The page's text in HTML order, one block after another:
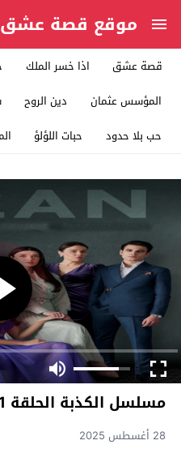
موقع قصة عشق
قصة عشق اذا خسر الملك
المؤسس عثمان
دين الروح
حب بلا حدود
حبات اللؤلؤ
مسلسل الكذبة الحلقة 21
28 أغسطس 2025